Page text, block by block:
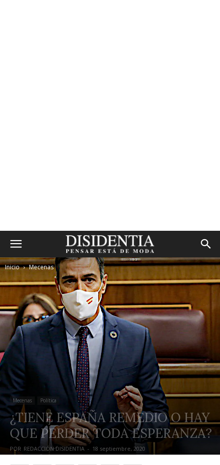
Inicio Mecenas
Mecenas Política
¿TIENE ESPAÑA REMEDIO O HAY
QUE PERDER TODA ESPERANZA?
POR REDACCIÓN DISIDENTIA - 18 septiembre, 2020